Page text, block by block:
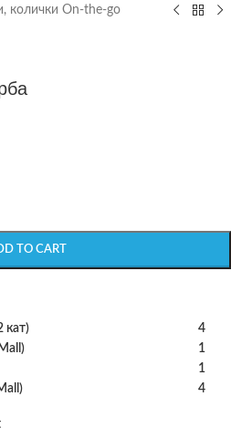
колички On-the-go
TO CART
кат)
4
1
1
4